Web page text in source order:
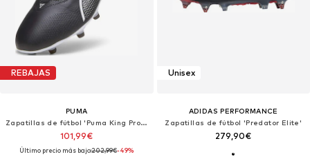
REBAJAS
PUMA
Zapatillas de fútbol 'Puma King Pro FG AG'
101,99€
Último precio más bajo:202,99€-49%
Unisex
ADIDAS PERFORMANCE
Zapatillas de fútbol 'Predator Elite'
279,90€